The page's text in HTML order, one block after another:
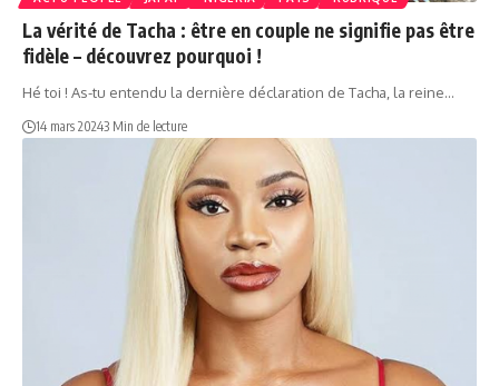
La vérité de Tacha : être en couple ne signifie pas être
fidèle – découvrez pourquoi !
Hé toi ! As-tu entendu la dernière déclaration de Tacha, la reine…
14 mars 20243 Min de lecture